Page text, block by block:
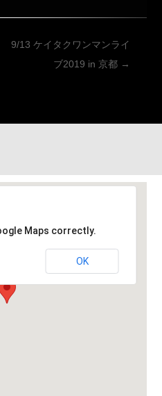
9/13 ケイタクワンマンライ
ブ2019 in 京都 →
Maps correctly.
OK